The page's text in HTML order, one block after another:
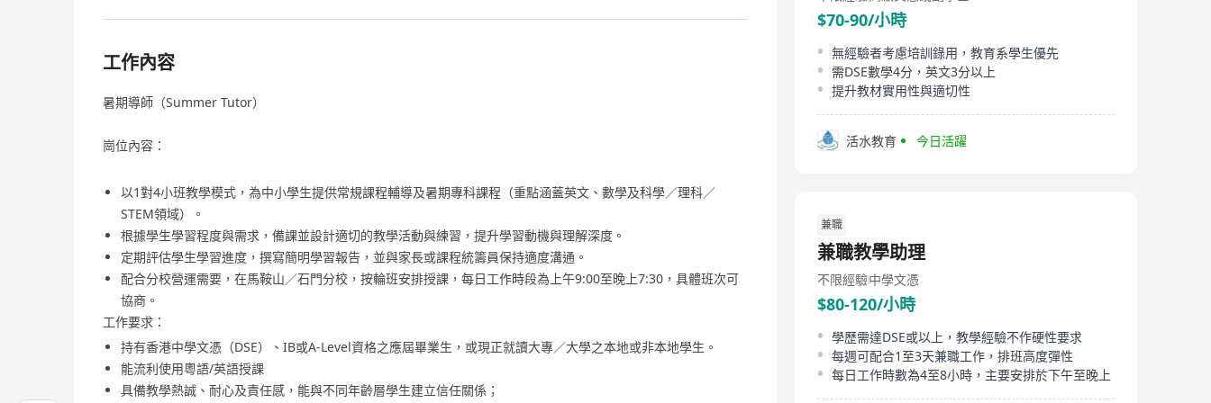
工作內容
暑期導師（Summer Tutor）
崗位內容：
以1對4小班教學模式，為中小學生提供常規課程輔導及暑期專科課程（重點涵蓋英文、數學及科學／理科／
STEM領域）。
根據學生學習程度與需求，備課並設計適切的教學活動與練習，提升學習動機與理解深度。
定期評估學生學習進度，撰寫簡明學習報告，並與家長或課程統籌員保持適度溝通。
配合分校營運需要，在馬鞍山／石門分校，按輪班安排授課，每日工作時段為上午9:00至晚上7:30，具體班次可
協商。
工作要求：
持有香港中學文憑（DSE）、IB或A-Level資格之應屆畢業生，或現正就讀大專／大學之本地或非本地學生。
能流利使用粵語/英語授課
具備教學熱誠、耐心及責任感，能與不同年齡層學生建立信任關係；
that transform students into logical, active creators.
Our commitment to education also extends beyond
schools across Hong Kong, delivering comprehensive
in-school training solutions, including customized
academic enrichment and robotics clubs directly to
nurture the next generation of innovators, thinkers,
and leaders in a fun, safe, and deeply inspiring learning
environment. 關於 Dr SEM Education Center (英科教育)
提供具前瞻性的優質教育服務。 我們的專業涵蓋核心學術
與未來科技。在學術方面，我們提供針對性的科學、英文
及數學專科補習，助學生在各項嚴格考試中考獲佳績。在
傳統學科以外，我們更是青少年科技教育的先驅，透過富
啟發性的 STEAM、程式編寫 (Coding) 及 LEGO 機械人課
程，培養學生的邏輯思維與創造力。 我們的教育使命亦延
伸至校園。我們是全港多間中小學信賴的合作夥伴，提供
全方位的「到校培訓解決方案」，將度身訂造的學術強化
課程與創科工作坊直接帶入校園。 我們的願景清晰而宏
大：在一個充滿樂趣、安全且極具啟發性的學習環境中，
全力培育下一代的創新者與領袖。
$70-90/小時
無經驗者考慮培訓錄用，教育系學生優先
需DSE數學4分，英文3分以上
提升教材實用性與適切性
活水教育 今日活躍
兼職
兼職教學助理
不限經驗中學文憑
$80-120/小時
學歷需達DSE或以上，教學經驗不作硬性要求
每週可配合1至3天兼職工作，排班高度彈性
每日工作時數為4至8小時，主要安排於下午至晚上